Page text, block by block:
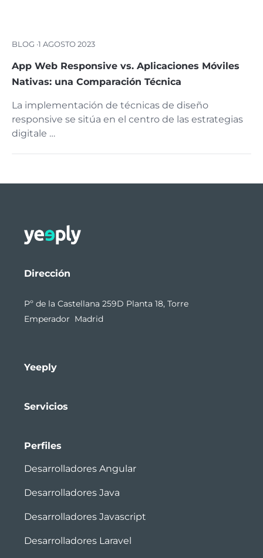
BLOG ·1 AGOSTO 2023
App Web Responsive vs. Aplicaciones Móviles
Nativas: una Comparación Técnica
La implementación de técnicas de diseño
responsive se sitúa en el centro de las estrategias
digitale …
Dirección
Pº de la Castellana 259D Planta 18, Torre
Emperador Madrid
Yeeply
Servicios
Perfiles
Desarrolladores Angular
Desarrolladores Java
Desarrolladores Javascript
Desarrolladores Laravel